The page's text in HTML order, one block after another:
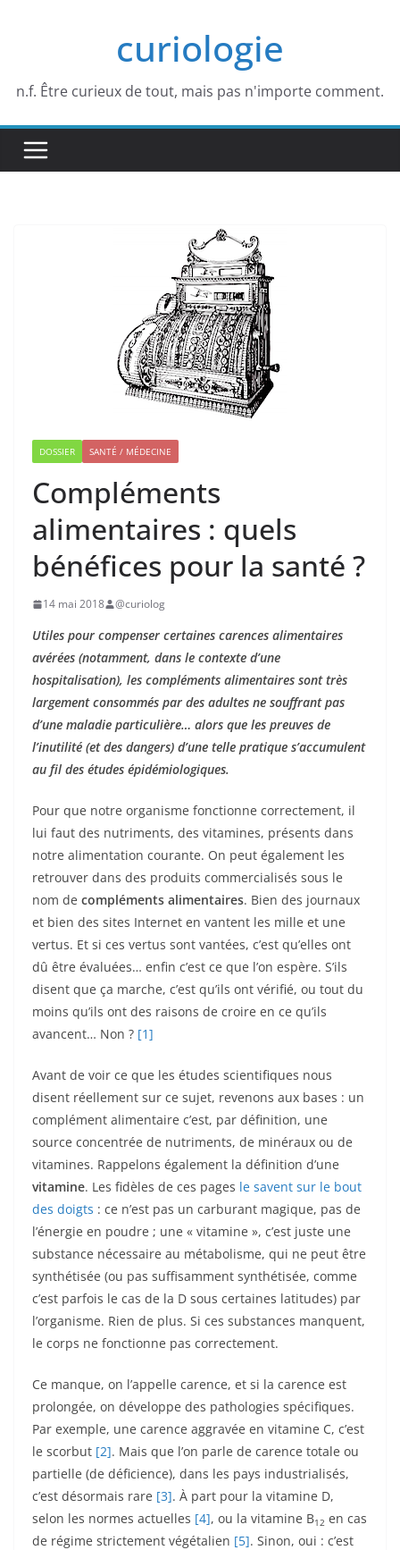
curiologie
n.f. Être curieux de tout, mais pas n'importe comment.
DOSSIER SANTÉ / MÉDECINE
Compléments
alimentaires : quels
bénéfices pour la santé ?
14 mai 2018 @curiolog
Utiles pour compenser certaines carences alimentaires
avérées (notamment, dans le contexte d’une
hospitalisation), les compléments alimentaires sont très
largement consommés par des adultes ne souffrant pas
d’une maladie particulière… alors que les preuves de
l’inutilité (et des dangers) d’une telle pratique s’accumulent
au fil des études épidémiologiques.
Pour que notre organisme fonctionne correctement, il
lui faut des nutriments, des vitamines, présents dans
notre alimentation courante. On peut également les
retrouver dans des produits commercialisés sous le
nom de compléments alimentaires. Bien des journaux
et bien des sites Internet en vantent les mille et une
vertus. Et si ces vertus sont vantées, c’est qu’elles ont
dû être évaluées… enfin c’est ce que l’on espère. S’ils
disent que ça marche, c’est qu’ils ont vérifié, ou tout du
moins qu’ils ont des raisons de croire en ce qu’ils
avancent… Non ? [1]
Avant de voir ce que les études scientifiques nous
disent réellement sur ce sujet, revenons aux bases : un
complément alimentaire c’est, par définition, une
source concentrée de nutriments, de minéraux ou de
vitamines. Rappelons également la définition d’une
vitamine. Les fidèles de ces pages le savent sur le bout
des doigts : ce n’est pas un carburant magique, pas de
l’énergie en poudre ; une « vitamine », c’est juste une
substance nécessaire au métabolisme, qui ne peut être
synthétisée (ou pas suffisamment synthétisée, comme
c’est parfois le cas de la D sous certaines latitudes) par
l’organisme. Rien de plus. Si ces substances manquent,
le corps ne fonctionne pas correctement.
Ce manque, on l’appelle carence, et si la carence est
prolongée, on développe des pathologies spécifiques.
Par exemple, une carence aggravée en vitamine C, c’est
le scorbut [2]. Mais que l’on parle de carence totale ou
partielle (de déficience), dans les pays industrialisés,
c’est désormais rare [3]. À part pour la vitamine D,
selon les normes actuelles [4], ou la vitamine B12 en cas
de régime strictement végétalien [5]. Sinon, oui : c’est